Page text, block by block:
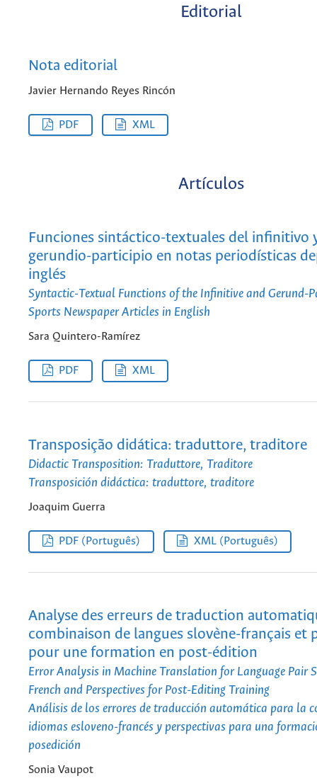
Editorial
Nota editorial
Javier Hernando Reyes Rincón
PDF XML
Artículos
Funciones sintáctico-textuales del infinitivo
gerundio-participio en notas periodísticas
inglés
Syntactic-Textual Functions of the Infinitive and Gerund-
Sports Newspaper Articles in English
Sara Quintero-Ramírez
PDF XML
Transposição didática: traduttore, traditore
Didactic Transposition: Traduttore, Traditore
Transposición didáctica: traduttore, traditore
Joaquim Guerra
PDF (Português) XML (Português)
Analyse des erreurs de traduction
combinaison de langues slovène-français et
pour une formation en post-édition
Error Analysis in Machine Translation for Language Pair
French and Perspectives for Post-Editing Training
Análisis de los errores de traducción automática para la
idiomas esloveno-francés y perspectivas para una
posedición
Sonia Vaupot